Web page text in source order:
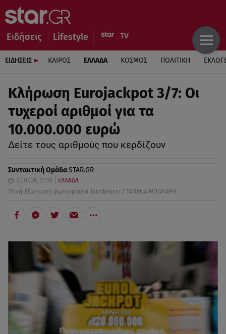
Ειδήσεις Lifestyle
ΕΙΔΗΣΕΙΣ ΚΑΙΡΟΣ ΕΛΛΑΔΑ ΚΟΣΜΟΣ ΠΟΛΙΤΙΚΗ
Κλήρωση Eurojackpot 3/7: Οι
τυχεροί αριθμοί για τα
10.000.000 ευρώ
Δείτε τους αριθμούς που κερδίζουν
Συντακτική ΟμάδαSTAR.GR
03.07.26, 21:30
ΕΛΛΑΔΑ
Πηγή: Εξωτερική φωτογραφία: Eurokinissi / ΤΑΤΙΑΝΑ ΜΠΟΛΑΡΗ